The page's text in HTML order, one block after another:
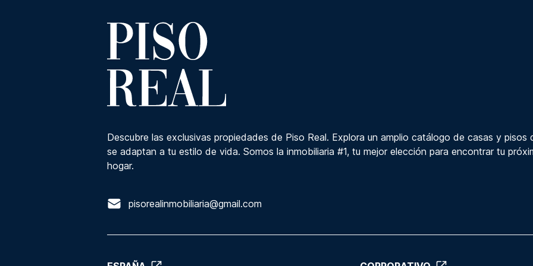
Descubre las exclusivas propiedades de Piso Real. Explora un amplio catálogo de casas y pisos
se adaptan a tu estilo de vida. Somos la inmobiliaria #1, tu mejor elección para encontrar tu
hogar.
pisorealinmobiliaria@gmail.com